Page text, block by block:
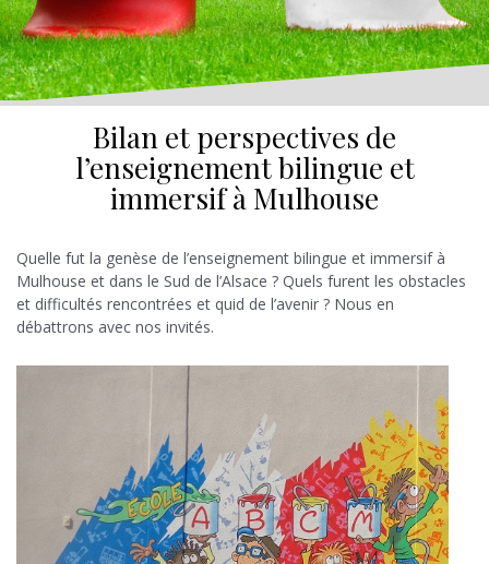
Bilan et perspectives de
l’enseignement bilingue et
immersif à Mulhouse
Quelle fut la genèse de l’enseignement bilingue et immersif à
Mulhouse et dans le Sud de l’Alsace ? Quels furent les obstacles
et difficultés rencontrées et quid de l’avenir ? Nous en
débattrons avec nos invités.